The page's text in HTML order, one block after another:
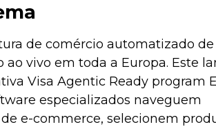
de comércio automatizado
vivo em toda a Europa. Este
Visa Agentic Ready program
especializados naveguem
e-commerce, selecionem